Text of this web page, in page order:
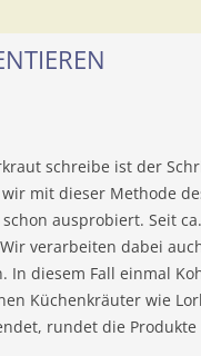
schreibe ist der
mit dieser Methode
ausprobiert. Seit
verarbeiten dabei
In diesem Fall einmal
Küchenkräuter wie
rundet die